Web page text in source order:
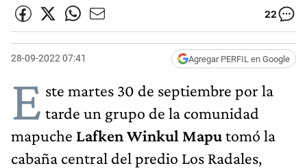
22
28-09-2022 07:41 Agregar PERFIL en Google
E ste martes 30 de septiembre por la
tarde un grupo de la comunidad
mapuche Lafken Winkul Maputomó la
cabaña central del predio Los Radales,